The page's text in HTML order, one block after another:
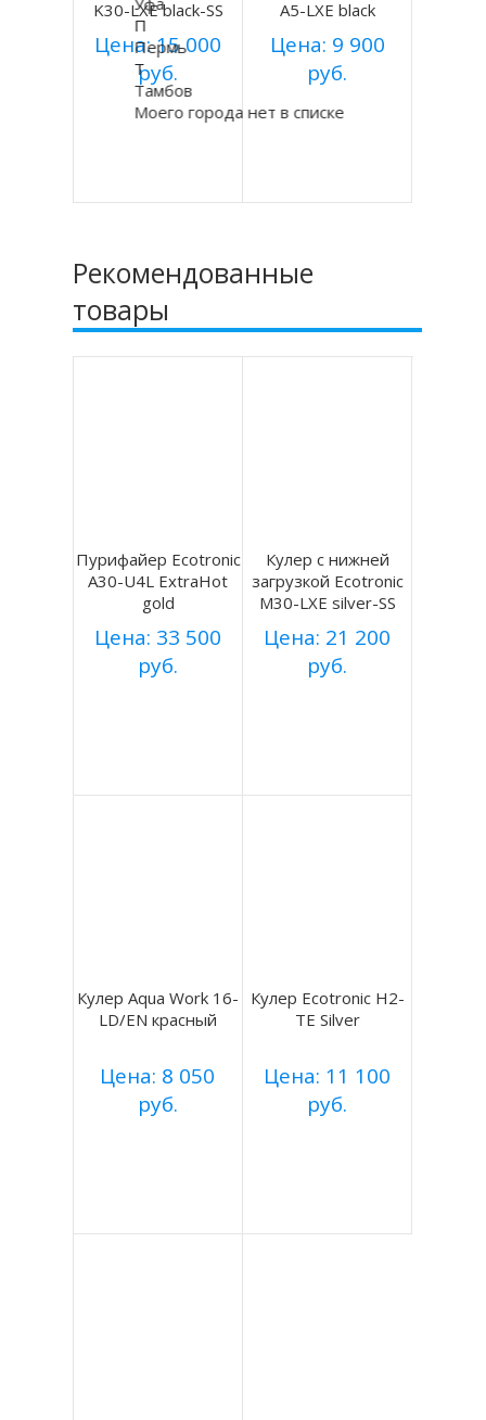
K30-LXE black-SS
Цена: 15 000
руб.
Купить
A5-LXE black
Цена: 9 900
руб.
Купить
Рекомендованные
товары
Пурифайер Ecotronic
A30-U4L ExtraHot
gold
Цена: 33 500
руб.
Кулер с нижней
загрузкой Ecotronic
M30-LXE silver-SS
Цена: 21 200
руб.
Кулер Aqua Work 16-
LD/EN красный
Цена: 8 050
руб.
Кулер Ecotronic H2-
TE Silver
Цена: 11 100
руб.
П
Пермь
Т
Тамбов
Моего города нет в списке